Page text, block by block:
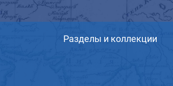
Разделы и коллекции